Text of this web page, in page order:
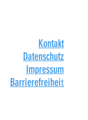
Kontakt
Datenschutz
Impressum
Barrierefreiheit